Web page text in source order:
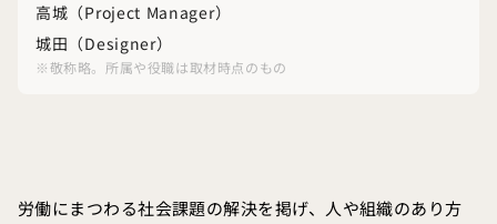
高城（Project Manager）
城田（Designer）
※敬称略。所属や役職は取材時点のもの
労働にまつわる社会課題の解決を掲げ、人や組織のあり方